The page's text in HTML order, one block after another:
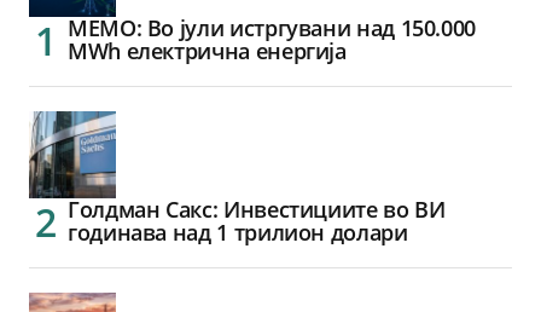
МЕМО: Во јули истргувани над 150.000
MWh електрична енергија
Голдман Сакс: Инвестициите во ВИ
годинава над 1 трилион долари